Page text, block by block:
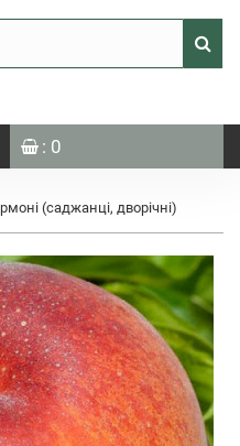
: 0
(саджанці, дворічні)